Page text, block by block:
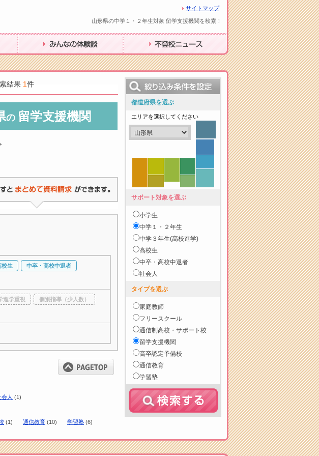
サイトマップ
山形県の中学１・２年生対象 留学支援機関を検索！
みんなの体験談 不登校ニュース
結果 1件
の 留学支援機関
校生 中卒・高校中退者
進学重視 個別指導（少人数）
会人 (1)
(1) 通信教育 (10) 学習塾 (6)
都道府県を選ぶ
エリアを選択してください
サポート対象を選ぶ
小学生
中学１・２年生
中学３年生(高校進学)
高校生
中卒・高校中退者
社会人
タイプを選ぶ
家庭教師
フリースクール
通信制高校・サポート校
留学支援機関
高卒認定予備校
通信教育
学習塾